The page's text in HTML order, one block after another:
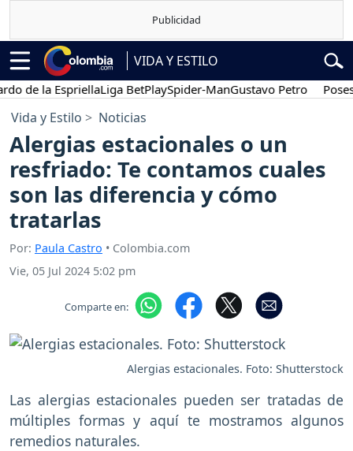
VIDA Y ESTILO
la EspriellaLiga BetPlaySpider-ManGustavo Petro
Vida y Estilo Noticias
Alergias estacionales o un
resfriado: Te contamos cuales
son las diferencia y cómo
tratarlas
Por: Paula Castro • Colombia.com
Vie, 05 Jul 2024 5:02 pm
Comparte en:
Alergias estacionales. Foto: Shutterstock
Las alergias estacionales pueden ser tratadas de
múltiples formas y aquí te mostramos algunos
remedios naturales.